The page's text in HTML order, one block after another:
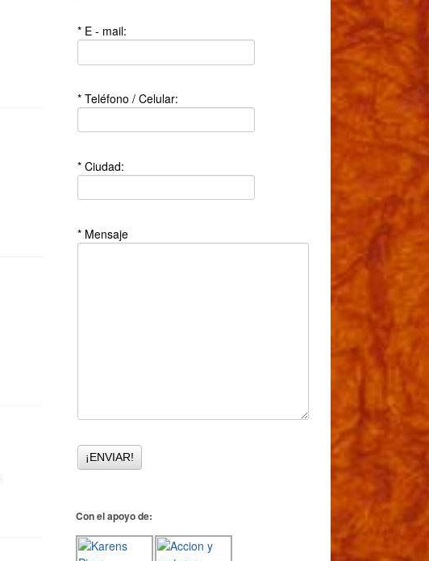
* E - mail:
* Teléfono / Celular:
* Ciudad:
* Mensaje
Con el apoyo de: